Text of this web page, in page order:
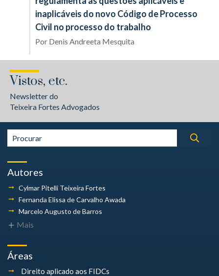
inaplicáveis do novo Código de Processo
Civil no processo do trabalho
Por Denis Andreeta Mesquita
Vistos, etc.
Newsletter do
Teixeira Fortes Advogados
Autores
Cylmar Pitelli Teixeira Fortes
Fernanda Elissa de Carvalho Awada
Marcelo Augusto de Barros
Mais
Áreas
Direito aplicado aos FIDCs